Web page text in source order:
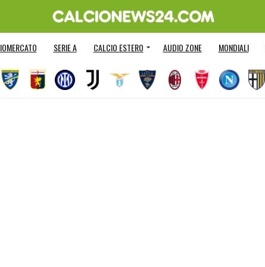
SERIE A CALCIO ESTERO AUDIO ZONE MONDIALI